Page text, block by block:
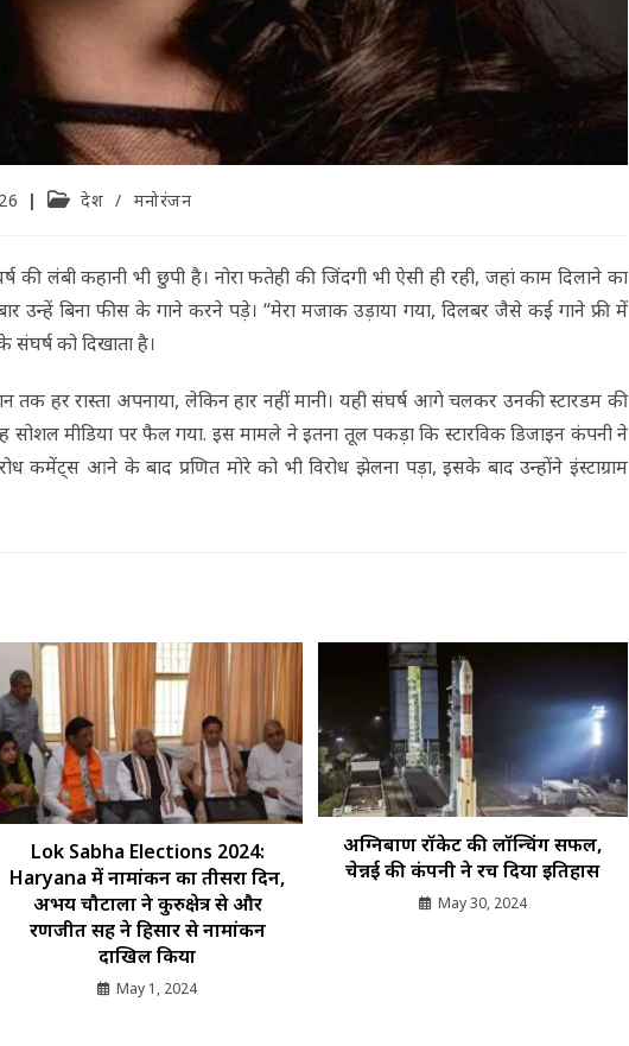
देश / मनोरंजन
लंबी कहानी भी छुपी है। नोरा फतेही की जिंदगी भी ऐसी ही रही, जहां काम दिलाने का
बिना फीस के गाने करने पड़े। “मेरा मजाक उड़ाया गया, दिलबर जैसे कई गाने फ्री में
को दिखाता है।
हर रास्ता अपनाया, लेकिन हार नहीं मानी। यही संघर्ष आगे चलकर उनकी स्टारडम की
मीडिया पर फैल गया. इस मामले ने इतना तूल पकड़ा कि स्टारविक डिजाइन कंपनी ने
कमेंट्स आने के बाद प्रणित मोरे को भी विरोध झेलना पड़ा, इसके बाद उन्होंने इंस्टाग्राम
Lok Sabha Elections 2024:
Haryana में नामांकन का तीसरा दिन,
अभय चौटाला ने कुरुक्षेत्र से और
रणजीत सिंह ने हिसार से नामांकन
दाखिल किया
May 1, 2024
अग्निबाण रॉकेट की लॉन्चिंग सफल,
चेन्नई की कंपनी ने रच दिया इतिहास
May 30, 2024